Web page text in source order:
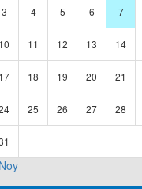
3 4 5 6 7
10 11 12 13 14
17 18 19 20 21
25 26 27 28